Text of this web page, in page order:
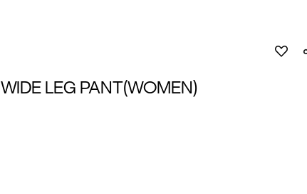
LEG PANT(WOMEN)